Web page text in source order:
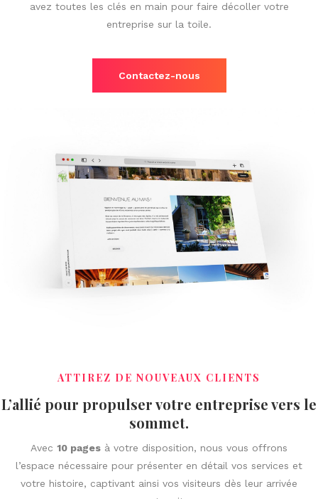
avez toutes les clés en main pour faire décoller votre
entreprise sur la toile.
Contactez-nous
ATTIREZ DE NOUVEAUX CLIENTS
L’allié pour propulser votre entreprise vers le
sommet.
Avec 10 pages à votre disposition, nous vous offrons
l’espace nécessaire pour présenter en détail vos services et
votre histoire, captivant ainsi vos visiteurs dès leur arrivée